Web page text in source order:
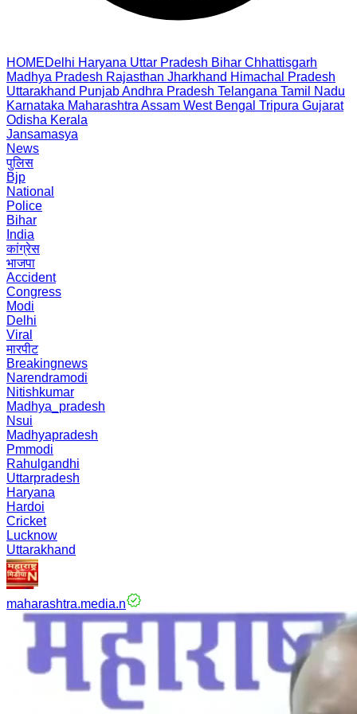
HOMEDelhi Haryana Uttar Pradesh Bihar Chhattisgarh
Madhya Pradesh Rajasthan Jharkhand Himachal Pradesh
Uttarakhand PunjabAndhra Pradesh Telangana Tamil Nadu
Karnataka Maharashtra Assam West Bengal Tripura Gujarat
Odisha Kerala
Jansamasya
News
पुलिस
Bjp
National
Police
Bihar
India
कांग्रेस
भाजपा
Accident
Congress
Modi
Delhi
Viral
मारपीट
Breakingnews
Narendramodi
Nitishkumar
Madhya_pradesh
Nsui
Madhyapradesh
Pmmodi
Rahulgandhi
Uttarpradesh
Haryana
Hardoi
Cricket
Lucknow
Uttarakhand
maharashtra.media.n